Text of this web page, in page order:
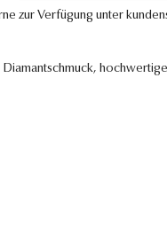
zur Verfügung unter